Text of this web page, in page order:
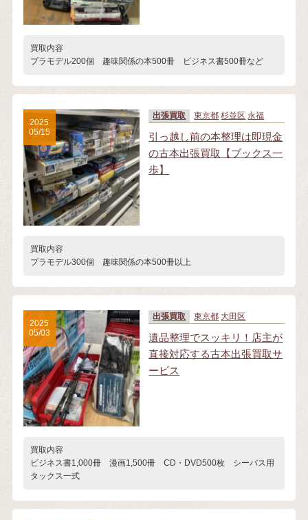
買取内容
プラモデル200個 趣味関係の本500冊 ビジネス書500冊など
出張買取 東京都 杉並区 永福
引っ越し前の本整理は即現金
の古本出張買取【ブックス一
歩】
買取内容
プラモデル300個 趣味関係の本500冊以上
2025
05/15
出張買取 東京都 大田区
遺品整理でスッキリ！店主が
直接対応する古本出張買取サ
ービス
買取内容
ビジネス書1,000冊 漫画1,500冊 CD・DVD500枚 シーバス用
タックス一式
2025
05/03